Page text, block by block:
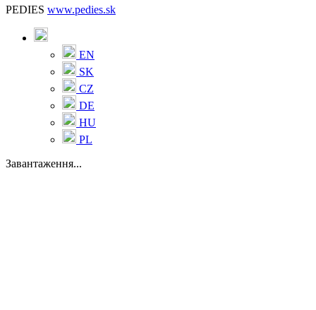
PEDIES www.pedies.sk
EN
SK
CZ
DE
HU
PL
Завантаження...